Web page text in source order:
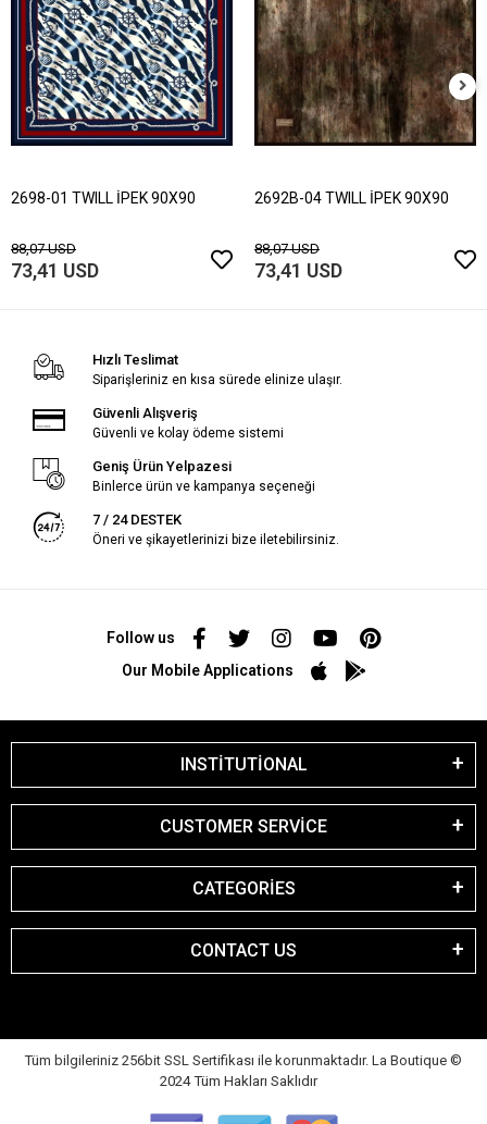
2698-01 TWILL İPEK 90X90
88,07 USD
73,41 USD
2692B-04 TWILL İPEK 90X90
88,07 USD
73,41 USD
Hızlı Teslimat
Siparişleriniz en kısa sürede elinize ulaşır.
Güvenli Alışveriş
Güvenli ve kolay ödeme sistemi
Geniş Ürün Yelpazesi
Binlerce ürün ve kampanya seçeneği
7 / 24 DESTEK
Öneri ve şikayetlerinizi bize iletebilirsiniz.
Follow us
Our Mobile Applications
INSTİTUTİONAL
CUSTOMER SERVİCE
CATEGORİES
CONTACT US
Tüm bilgileriniz 256bit SSL Sertifikası ile korunmaktadır. La Boutique ©
2024 Tüm Hakları Saklıdır